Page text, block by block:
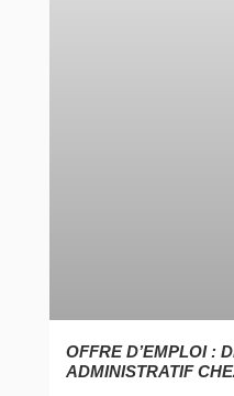
OFFRE D’EMPLOI :
ADMINISTRATIF